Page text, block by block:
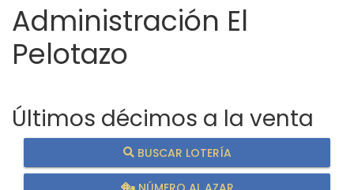
Administración El
Pelotazo
Últimos décimos a la venta
BUSCAR LOTERÍA